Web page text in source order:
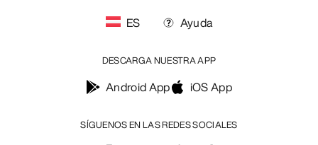
SÍGUENOS EN LAS REDES SOCIALES
ES Ayuda
DESCARGA NUESTRA APP
Android App iOS App